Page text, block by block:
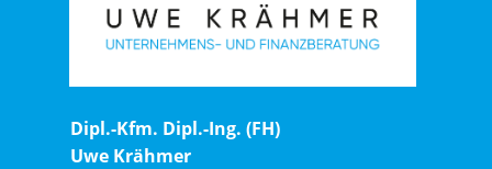
Dipl.-Kfm. Dipl.-Ing. (FH)
Uwe Krähmer